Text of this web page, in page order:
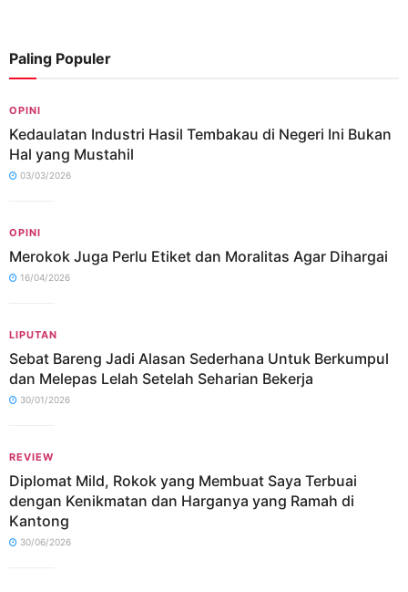
Paling Populer
OPINI
Kedaulatan Industri Hasil Tembakau di Negeri Ini Bukan
Hal yang Mustahil
03/03/2026
OPINI
Merokok Juga Perlu Etiket dan Moralitas Agar Dihargai
16/04/2026
LIPUTAN
Sebat Bareng Jadi Alasan Sederhana Untuk Berkumpul
dan Melepas Lelah Setelah Seharian Bekerja
30/01/2026
REVIEW
Diplomat Mild, Rokok yang Membuat Saya Terbuai
dengan Kenikmatan dan Harganya yang Ramah di
Kantong
30/06/2026